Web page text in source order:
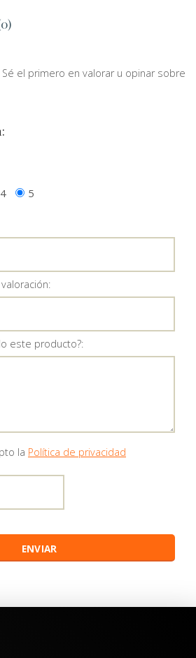
el primero en valorar u opinar sobre
4 5
este producto?:
la Política de privacidad